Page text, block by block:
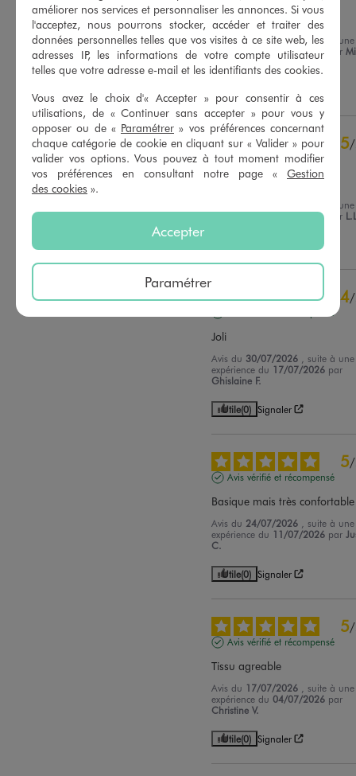
Basé sur 25
avis soumis à un
contrôle
5étoiles
19
4étoiles
5
3étoiles
1
2étoiles
0
1étoile
Trier les avis
Jolie couleur
Avis du31/07/2026 , suite à une
expérience du
17/07/2026 par
Y.
5/
Avis vérifié et récompensé
Design original
, suite à une
expérience du17/07/2026 par
4/
Avis vérifié et récompensé
Joli
Avis du 30/07/2026
, suite à une
expérience du 17/07/2026 par
Ghislaine F.
Utile(0) Signaler
5/
Avis vérifié et récompensé
Basique mais très confortable
Avis du 24/07/2026
, suite à une
expérience du 11/07/2026 par
C.
Utile(0) Signaler
5/
Avis vérifié et récompensé
Tissu agreable
Avis du 17/07/2026
, suite à une
expérience du04/07/2026 par
Christine V.
Utile(0) Signaler
améliorer nos services et personnaliser les annonces. Si vous
l'acceptez, nous pourrons stocker, accéder et traiter des
données personnelles telles que vos visites à ce site web, les
adresses IP, les informations de votre compte utilisateur
telles que votre adresse e-mail et les identifiants des cookies.
Vous avez le choix d'« Accepter » pour consentir à ces
utilisations, de « Continuer sans accepter » pour vous y
opposer ou de « Paramétrer » vos préférences concernant
chaque catégorie de cookie en cliquant sur « Valider » pour
valider vos options. Vous pouvez à tout moment modifier
vos préférences en consultant notre page « Gestion
des cookies ».
Accepter
Paramétrer